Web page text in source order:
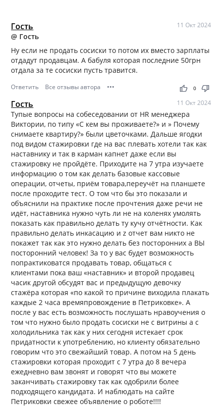
Гость 11 Окт 2024
@ Гость
Ну если не продать сосиски то потом их вместо зарплаты
отдадут продавцам. А бабуля которая последние 50грн
отдала за те сосиски пусть травится.
Ответить Все отзывы автора ••• thumb_up thumb_down
0
Гость 11 Окт 2024
Тупые вопросы на собеседовании от HR менеджера
Виктории, по типу «С кем вы проживаете?» и » Почему
снимаете квартиру?» были цветочками. Дальше ягодки
под видом стажировки где на вас плевать хотели так как
наставнику и так в карман капнет даже если вы
стажировку не пройдёте. Приходите на 7 утра изучаете
информацию о том как делать базовые кассовые
операции, отчеты, приём товара,переучёт на планшете
после проходите тест. О том что бы это показали и
объяснили на практике после прочтения даже речи не
идёт, наставника нужно чуть ли не на коленях умолять
показать как правильно делать ту кучу отчётности. Как
правильно делать инкасацию и z отчет вам никто не
покажет так как это нужно делать без посторонних а ВЫ
посторонний человек! За то у вас будет возможность
попрактиковатся продавать товар, общаться с
клиентами пока ваш «наставник» и второй продавец
часик другой обсудят вас и предыдущую девочку
стажёра которая «по какой то причине виходила плакать
каждые 2 часа времяпровождение в Петриковке». А
после у вас есть возможность послушать нравоучения о
том что нужно было продать сосиски не с витрины а с
холодильника так как у них сегодня истекает срок
придатности к употреблению, но клиенту обязательно
говорим что это свежайший товар. А потом на 5 день
стажировки которая проходит с 7 утра до 8 вечера
ежедневно вам звонят и говорят что вы можете
заканчивать стажировку так как одобрили более
подходящего кандидата. И наблюдать на сайте
Петриковки свежее объявление о роботе!!!!